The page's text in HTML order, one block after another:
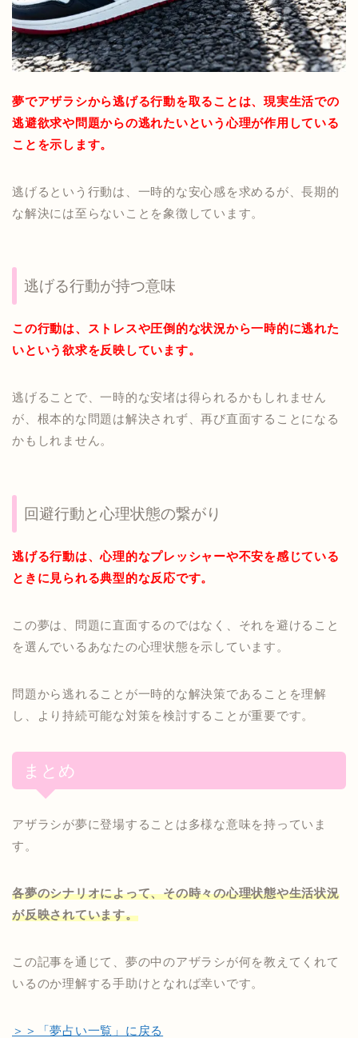
夢でアザラシから逃げる行動を取ることは、現実生活での
逃避欲求や問題からの逃れたいという心理が作用している
ことを示します。
逃げるという行動は、一時的な安心感を求めるが、長期的
な解決には至らないことを象徴しています。
逃げる行動が持つ意味
この行動は、ストレスや圧倒的な状況から一時的に逃れた
いという欲求を反映しています。
逃げることで、一時的な安堵は得られるかもしれません
が、根本的な問題は解決されず、再び直面することになる
かもしれません。
回避行動と心理状態の繋がり
逃げる行動は、心理的なプレッシャーや不安を感じている
ときに見られる典型的な反応です。
この夢は、問題に直面するのではなく、それを避けること
を選んでいるあなたの心理状態を示しています。
問題から逃れることが一時的な解決策であることを理解
し、より持続可能な対策を検討することが重要です。
まとめ
アザラシが夢に登場することは多様な意味を持っていま
す。
各夢のシナリオによって、その時々の心理状態や生活状況
が反映されています。
この記事を通じて、夢の中のアザラシが何を教えてくれて
いるのか理解する手助けとなれば幸いです。
＞＞「夢占い一覧」に戻る